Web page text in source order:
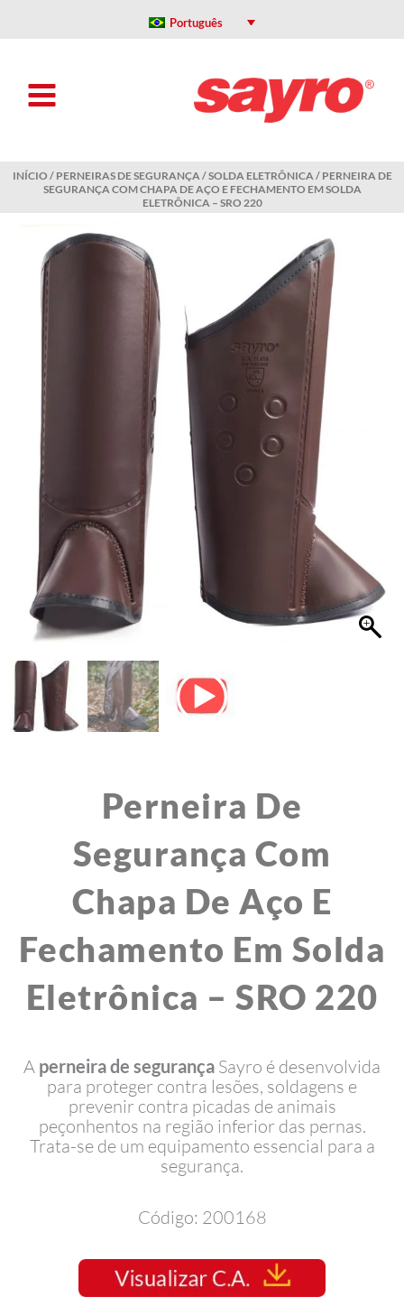
Português
INÍCIO / PERNEIRAS DE SEGURANÇA /SOLDA ELETRÔNICA / PERNEIRA DE
SEGURANÇA COM CHAPA DE AÇO E FECHAMENTO EM SOLDA
ELETRÔNICA – SRO 220
Perneira De
Segurança Com
Chapa De Aço E
Fechamento Em Solda
Eletrônica – SRO 220
A perneira de segurança Sayro é desenvolvida
para proteger contra lesões, soldagens e
prevenir contra picadas de animais
peçonhentos na região inferior das pernas.
Trata-se de um equipamento essencial para a
segurança.
Código: 200168